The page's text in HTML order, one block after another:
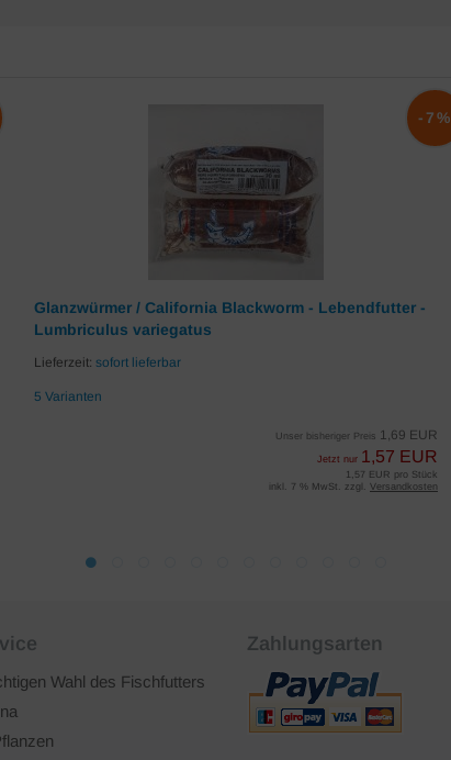
Glanzwürmer / California Blackworm - Lebendfutter -
Lumbriculus variegatus
Lieferzeit: sofort lieferbar
5 Varianten
Unser bisheriger Preis 1,69 EUR
Jetzt nur 1,57 EUR
-7%
1,57 EUR pro Stück
inkl. 7 % MwSt. zzgl. Versandkosten
Wahl des Fischfutters
Zahlungsarten